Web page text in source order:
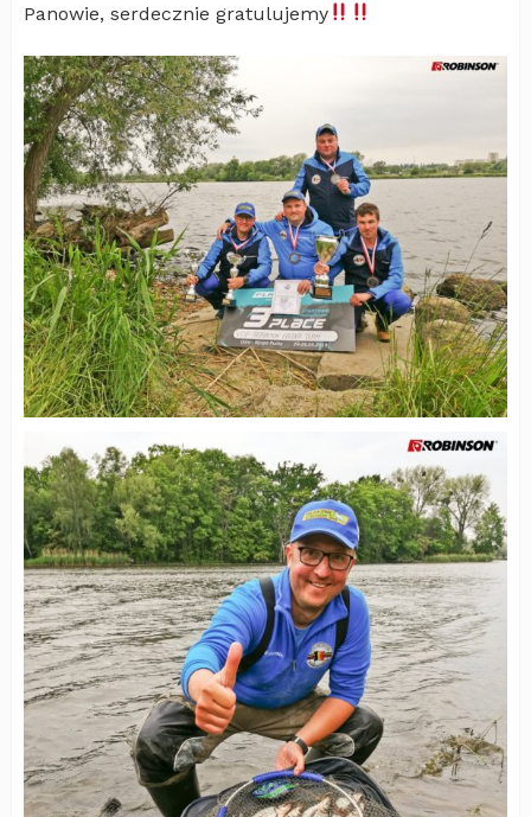
Panowie, serdecznie gratulujemy